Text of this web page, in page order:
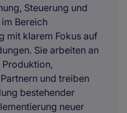
Steuerung und
Bereich
mit klarem Fokus auf
Sie arbeiten an
und treiben
bestehender
neuer